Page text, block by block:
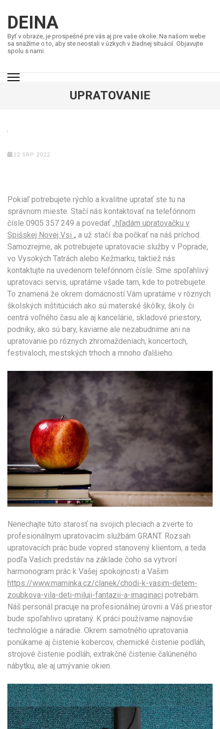
obsah
(stiskněte
Enter)
DEINA
Byť v obraze, je prospešné pre vás aj pre vaše okolie. Na našom webe
sa snažíme o to, aby ste neostali v úzkych v žiadnej situácií. Objavujte
spolu s nami.
UPRATOVANIE
22 SRP 2022
Pokiaľ potrebujete rýchlo a kvalitne upratať ste tu na
správnom mieste. Stačí nás kontaktovať na telefónnom
čísle 0905 357 249 a povedať ,,hľadám upratovačku v
Spišskej Novej Vsi „ a už stačí iba počkať na náš príchod.
Samozrejme, ak potrebujete upratovacie služby v Poprade,
vo Vysokých Tatrách alebo Kežmarku, taktiež nás
kontaktujte na uvedenom telefónnom čísle. Sme spoľahlivý
upratovaci servis, upratáme všade tam, kde to potrebujete.
To znamená že okrem domácností Vám upratáme v rôznych
školských inštitúciách ako sú materské škôlky, školy či
centrá voľného času ale aj kancelárie, skladové priestory,
podniky, ako sú bary, kaviarne ale nezabudnime ani na
upratovanie po rôznych zhromaždeniach, koncertoch,
festivaloch, mestských trhoch a mnoho ďalšieho.
Nenechajte túto starosť na svojich pleciach a zverte to
profesionálnym upratovacím službám GRANT. Rozsah
upratovacích prác bude vopred stanovený klientom, a teda
podľa Vašich predstáv na základe čoho sa vytvorí
harmonogram prác k Vašej spokojnosti a Vašim
https://www.maminka.cz/clanek/chodi-k-vasim-detem-
zoubkova-vila-deti-miluji-fantazii-a-imaginaci potrebám.
Náš personál pracuje na profesionálnej úrovni a Váš priestor
bude spoľahlivo uprataný. K práci používame najnovšie
technológie a náradie. Okrem samotného upratovania
ponúkame aj čistenie kobercov, chemické čistenie podláh,
strojové čistenie podláh, extrakčné čistenie čalúneného
nábytku, ale aj umývanie okien.